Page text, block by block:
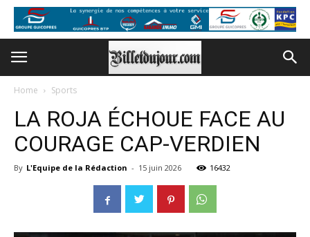
Home Sports
LA ROJA ÉCHOUE FACE AU
COURAGE CAP-VERDIEN
By L'Equipe de la Rédaction - 15 juin 2026 16432